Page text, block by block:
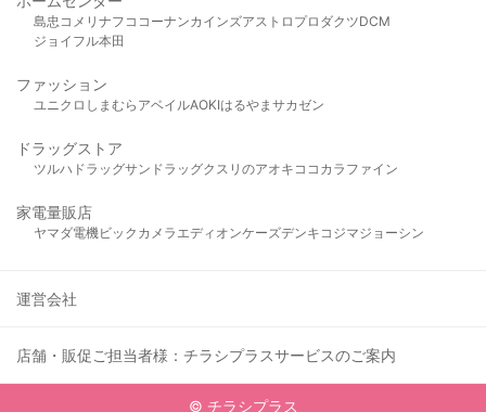
島忠 コメリ ナフコ コーナンカインズアストロプロダクツDCM
ジョイフル本田
ファッション
ユニクロ しまむら アベイルAOKIはるやま サカゼン
ドラッグストア
ツルハドラッグサンドラッグクスリのアオキ ココカラファイン
家電量販店
ヤマダ電機ビックカメラ エディオンケーズデンキ コジマジョーシン
運営会社
店舗・販促ご担当者様：チラシプラスサービスのご案内
© チラシプラス